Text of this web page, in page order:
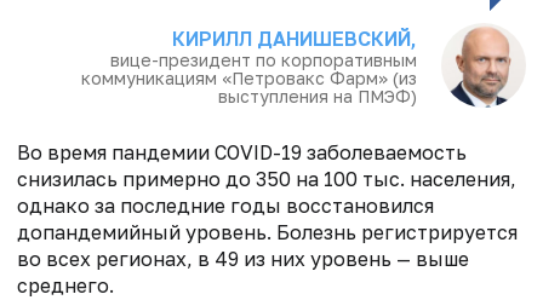
КИРИЛЛ ДАНИШЕВСКИЙ,
вице-президент по корпоративным
коммуникациям «Петровакс Фарм» (из
выступления на ПМЭФ)
Во время пандемии COVID-19 заболеваемость
снизилась примерно до 350 на 100 тыс. населения,
однако за последние годы восстановился
допандемийный уровень. Болезнь регистрируется
во всех регионах, в 49 из них уровень — выше
среднего.